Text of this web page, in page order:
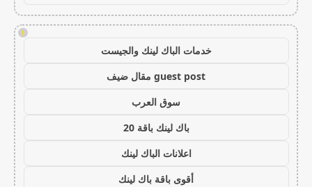
!
خدمات الباك لينك والجيست
guest post مقال ضيف
سوق العرب
باك لينك باقة 20
اعلانات الباك لينك
أقوى باقة باك لينك